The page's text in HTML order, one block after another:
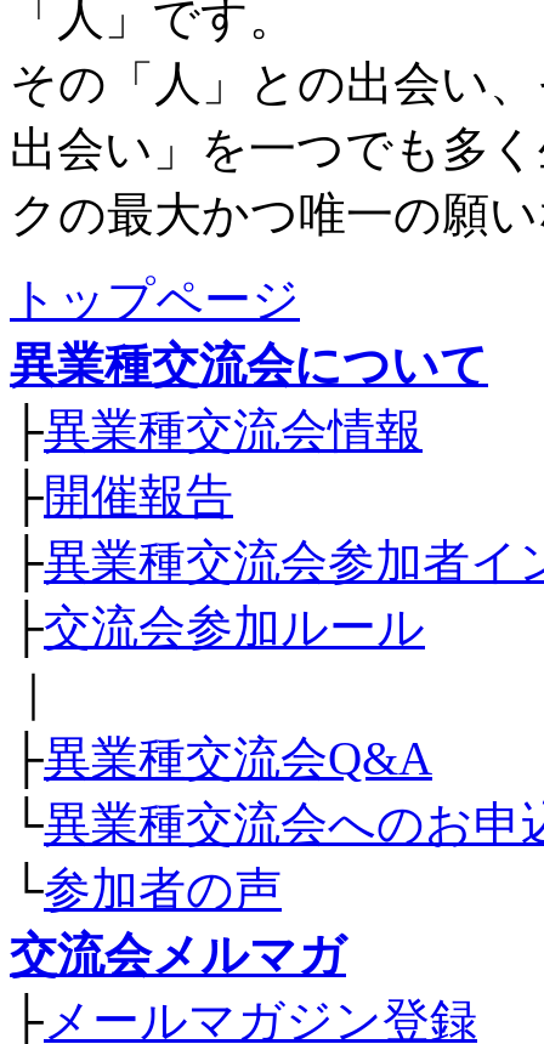
「人」です。
その「人」との出会い
出会い」を一つでも多
クの最大かつ唯一の願
トップページ
異業種交流会について
├異業種交流会情報
├開催報告
├異業種交流会参加者イ
├交流会参加ルール
├異業種交流会Q&A
└異業種交流会へのお申
└参加者の声
交流会メルマガ
├メールマガジン登録